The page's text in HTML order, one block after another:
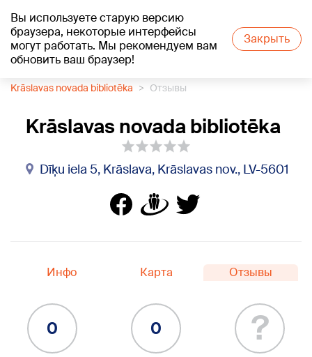
Вы используете старую версию
браузера, некоторые интерфейсы
могут работать. Мы рекомендуем вам
обновить ваш браузер!
Закрыть
+17°C
Krāslavas novada bibliotēka
Отзывы
Krāslavas novada bibliotēka
Dīķu iela 5, Krāslava, Krāslavas nov., LV-5601
Инфо Карта Отзывы
0 0 ?